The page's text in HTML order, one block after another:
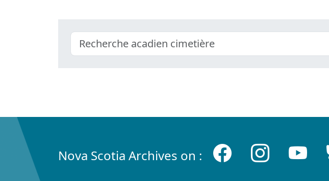
Nova Scotia Archives on :